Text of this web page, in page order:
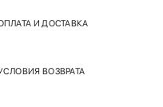
И ДОСТАВКА
ВОЗВРАТА